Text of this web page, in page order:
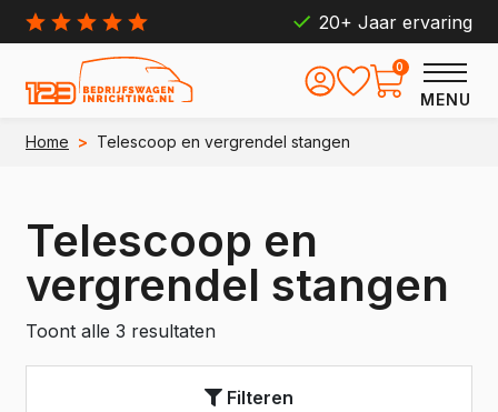
20+ Jaar ervaring
MENU
0
Home > Telescoop en vergrendel stangen
Telescoop en
vergrendel stangen
Toont alle 3 resultaten
Filteren